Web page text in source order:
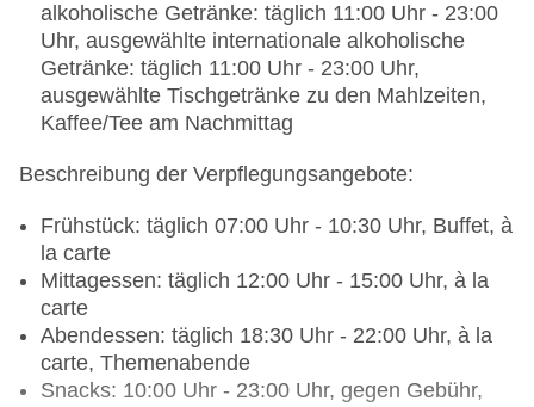
alkoholische Getränke: täglich 11:00 Uhr - 23:00
Uhr, ausgewählte internationale alkoholische
Getränke: täglich 11:00 Uhr - 23:00 Uhr,
ausgewählte Tischgetränke zu den Mahlzeiten,
Kaffee/Tee am Nachmittag
Beschreibung der Verpflegungsangebote:
Frühstück: täglich 07:00 Uhr - 10:30 Uhr, Buffet, à
la carte
Mittagessen: täglich 12:00 Uhr - 15:00 Uhr, à la
carte
Abendessen: täglich 18:30 Uhr - 22:00 Uhr, à la
carte, Themenabende
Snacks: 10:00 Uhr - 23:00 Uhr, gegen Gebühr,